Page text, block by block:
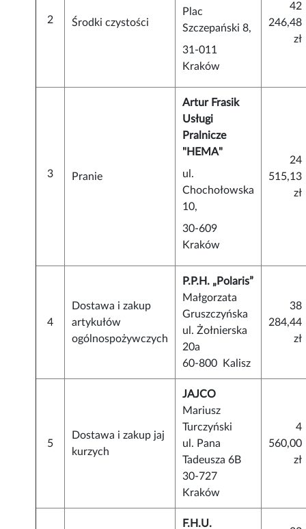
2 Środki czystości
Plac
Szczepański 8,
31-011
Kraków
42
246,48
zł
3 Pranie
Artur Frasik
Usługi
Pralnicze
"HEMA"
ul.
Chochołowska
10,
30-609
Kraków
24
515,13
zł
4
Dostawa i zakup
artykułów
ogólnospożywczych
P.P.H. „Polaris”
Małgorzata
Gruszczyńska
ul. Żołnierska
20a
60-800 Kalisz
38
284,44
zł
5
Dostawa i zakup jaj
kurzych
JAJCO
Mariusz
Turczyński
ul. Pana
Tadeusza 6B
30-727
Kraków
4
560,00
zł
F.H.U.